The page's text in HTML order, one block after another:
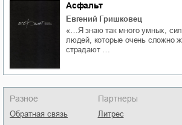
Асфальт
Евгений Гришковец
«…Я знаю так много умных,
людей, которые очень сложно
страдают …
Разное
Обратная связь
Партнеры
Литрес